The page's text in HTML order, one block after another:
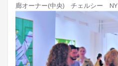
廊オーナー(中央) チェルシー NY